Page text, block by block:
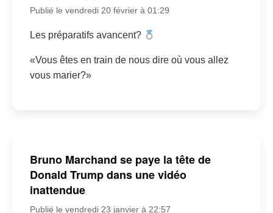
Publié le vendredi 20 février à 01:29
Les préparatifs avancent?
«Vous êtes en train de nous dire où vous allez
vous marier?»
Bruno Marchand se paye la tête de
Donald Trump dans une vidéo
inattendue
Publié le vendredi 23 janvier à 22:57